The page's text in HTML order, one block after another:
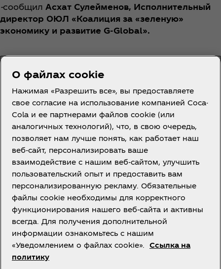
-сообщил Асхат Сулейменов, Исполнительный
директор ОЮЛ «Коалиция за «зеленую»
экономику и развитие G-Global».
Казахстан | RU
О нас
Нужна помощь?
О файлах cookie
Нажимая «Разрешить все», вы предоставляете
свое согласие на использование компанией Coca-
Cola и ее партнерами файлов cookie (или
аналогичных технологий), что, в свою очередь,
позволяет нам лучше понять, как работает наш
веб-сайт, персонализировать ваше
взаимодействие с нашим веб-сайтом, улучшить
пользовательский опыт и предоставить вам
персонализированную рекламу. Обязательные
файлы cookie необходимы для корректного
функционирования нашего веб-сайта и активны
всегда. Для получения дополнительной
информации ознакомьтесь с нашим
«Уведомлением о файлах cookie».
Ссылка на
политику